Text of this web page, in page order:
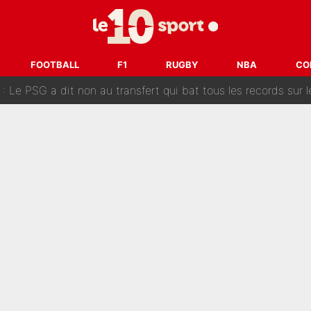
FOOTBALL F1 RUGBY NBA
annonce un premier problème pour Zinedine Zidane en
et va entrer dans une nouvelle dimension :
fait une offre pour recruter un ancien joueur du
: Le PSG a dit non au transfert qui bat tous les records sur